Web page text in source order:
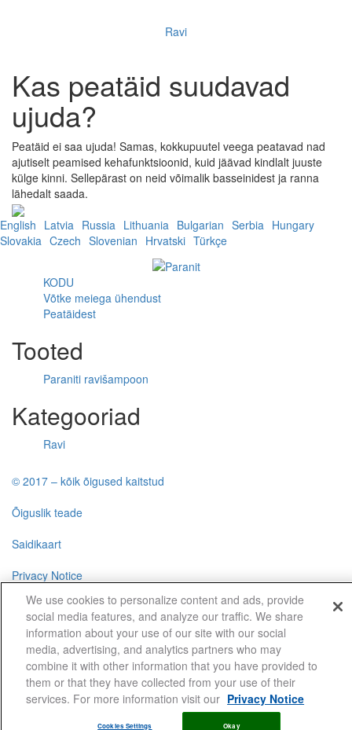
Ravi
Kas peatäid suudavad
ujuda?
Peatäid ei saa ujuda! Samas, kokkupuutel veega peatavad nad
ajutiselt peamised kehafunktsioonid, kuid jäävad kindlalt juuste
külge kinni. Sellepärast on neid võimalik basseinidest ja ranna
lähedalt saada.
English Latvia Russia Lithuania Bulgarian Serbia Hungary
Slovakia Czech Slovenian Hrvatski Türkçe
KODU
Võtke meiega ühendust
Peatäidest
Tooted
Paraniti ravišampoon
Kategooriad
Ravi
© 2017 – kõik õigused kaitstud
Õiguslik teade
Saidikaart
Privacy Notice
Cookie Statement
Cookie List
Cookies Settings
We use cookies to personalize content and ads, provide
social media features, and analyze our traffic. We share
information about your use of our site with our social
media, advertising, and analytics partners who may
combine it with other information that you have provided to
them or that they have collected from your use of their
services. For more information visit our Privacy Notice
Cookies Settings Okay